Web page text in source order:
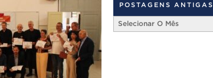
POSTAGENS ANTIGAS
Postagens
Antigas